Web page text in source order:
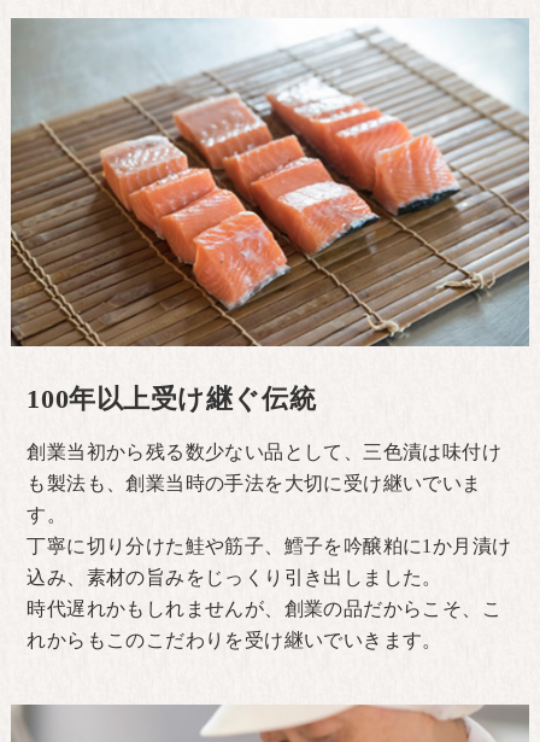
100年以上受け継ぐ伝統
創業当初から残る数少ない品として、三色漬は味付け
も製法も、創業当時の手法を大切に受け継いでいま
す。
丁寧に切り分けた鮭や筋子、鱈子を吟醸粕に1か月漬け
込み、素材の旨みをじっくり引き出しました。
時代遅れかもしれませんが、創業の品だからこそ、こ
れからもこのこだわりを受け継いでいきます。